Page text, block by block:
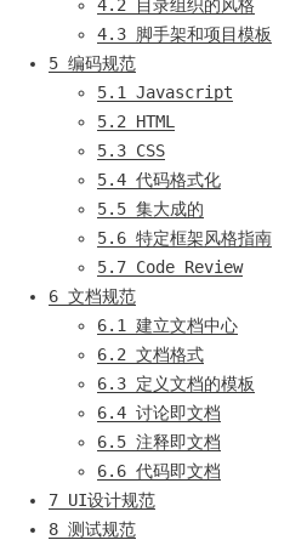
4.2 目录组织的风格
4.3 脚手架和项目模板
5 编码规范
5.1 Javascript
5.2 HTML
5.3 CSS
5.4 代码格式化
5.5 集大成的
5.6 特定框架风格指南
5.7 Code Review
6 文档规范
6.1 建立文档中心
6.2 文档格式
6.3 定义文档的模板
6.4 讨论即文档
6.5 注释即文档
6.6 代码即文档
7 UI设计规范
8 测试规范